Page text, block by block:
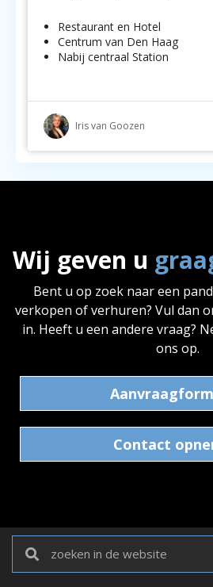
Restaurant en Hotel
Centrum van Den Haag
Nabij centraal Station
Iris van Goozen
Wij geven u
Bent u op zoek naar een
verkopen of verhuren? Vul dan
in. Heeft u een andere vraag?
ons op.
Contact